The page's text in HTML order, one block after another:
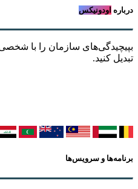
درباره اودونیکس
بپیچیدگی‌های سازمان را با
تبدیل کنید.
برنامه‌ها و سرویس‌ها